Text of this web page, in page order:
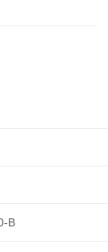
B